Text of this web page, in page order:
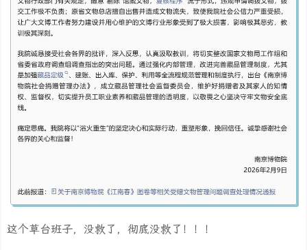
这个草台班子，没救了，彻底没救了！！！